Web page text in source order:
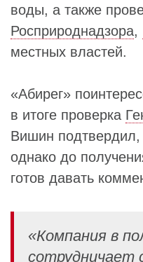
воды, а также
Росприроднадзора,
местных властей.
«Абирег»
в итоге проверка
Вишин подтвердил,
однако до
готов давать
«Компания в
сотрудничает